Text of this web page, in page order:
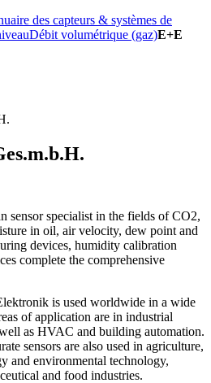
des capteurs & systèmes de
Débit volumétrique (gaz)E+E
sensor specialist in the fields of CO2,
in oil, air velocity, dew point and
devices, humidity calibration
complete the comprehensive
is used worldwide in a wide
of application are in industrial
as HVAC and building automation.
sensors are also used in agriculture,
and environmental technology,
and food industries.